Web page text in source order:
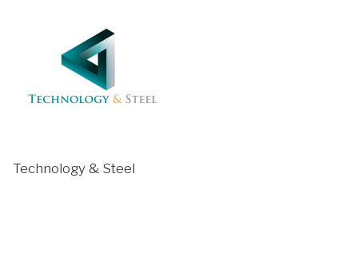
Technology & Steel